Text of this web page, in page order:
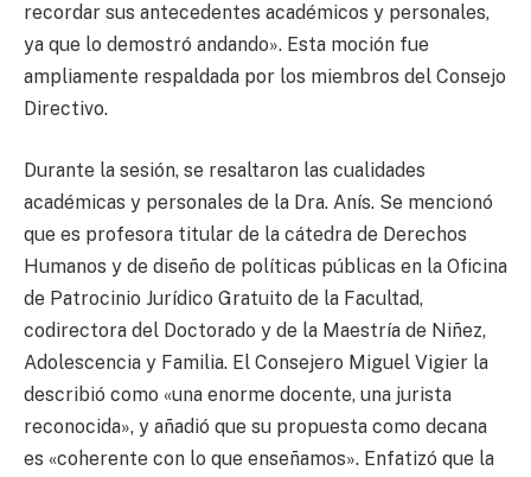
recordar sus antecedentes académicos y personales,
ya que lo demostró andando». Esta moción fue
ampliamente respaldada por los miembros del Consejo
Directivo.
Durante la sesión, se resaltaron las cualidades
académicas y personales de la Dra. Anís. Se mencionó
que es profesora titular de la cátedra de Derechos
Humanos y de diseño de políticas públicas en la Oficina
de Patrocinio Jurídico Gratuito de la Facultad,
codirectora del Doctorado y de la Maestría de Niñez,
Adolescencia y Familia. El Consejero Miguel Vigier la
describió como «una enorme docente, una jurista
reconocida», y añadió que su propuesta como decana
es «coherente con lo que enseñamos». Enfatizó que la